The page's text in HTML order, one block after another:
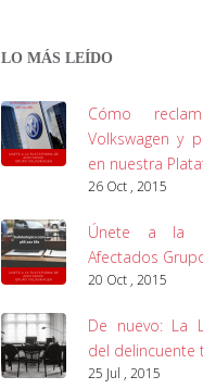
LO MÁS LEÍDO
Cómo
Volkswagen y
en nuestra
26 Oct , 2015
Únete a la
Afectados
20 Oct , 2015
De nuevo: La
del delincuente
25 Jul , 2015